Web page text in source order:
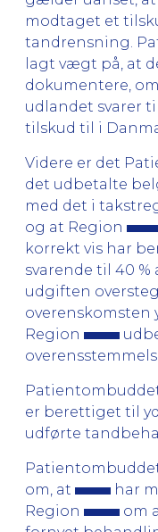
modtaget et
tandrensning.
lagt vægt på, at
dokumentere,
udlandet svarer
tilskud til i
Videre er det
det udbetalte
med det i
og at Region
korrekt vis har
svarende til 40 %
udgiften
overenskomsten
Region
er berettiget til
udførte
om, at
har
Region
om